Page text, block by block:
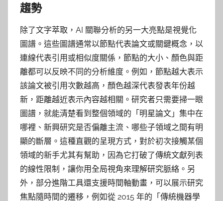
趨勢
除了文字萃取，AI 關聯分析的另一大亮點是視覺化
圖譜。這些圖譜通常以節點代表論文或關鍵概念，以
連線代表引用或相似度關係，節點的大小、顏色與距
離都可以反映不同的分析維度。例如，節點越大表示
該論文被引用次數越高，顏色越深代表發表年份越
新，距離越近表示內容越相關。研究者只需要掃一眼
圖譜，就能清楚看到整個領域的「明星論文」集中在
哪裡、新興研究是否偏離主流、哪些子領域之間有明
顯的斷層。這種直觀的呈現方式，對於初次接觸某個
領域的新手尤其有幫助，因為它打破了傳統文獻列表
的線性限制，讓你用全局視角來理解研究脈絡。另
外，部分進階工具還支援時間軸動畫，可以展示研究
焦點隨時間的遷移，例如從 2015 年的「傳統機器學